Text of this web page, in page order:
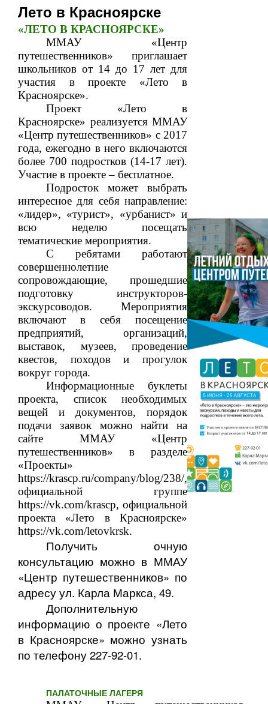
Лето в Красноярске
«ЛЕТО В КРАСНОЯРСКЕ»
ММАУ «Центр
путешественников» приглашает
школьников от 14 до 17 лет для
участия в проекте «Лето в
Красноярске».
Проект «Лето в
Красноярске» реализуется ММАУ
«Центр путешественников» с 2017
года, ежегодно в него включаются
более 700 подростков (14-17 лет).
Участие в проекте – бесплатное.
Подросток может выбрать
интересное для себя направление:
«лидер», «турист», «урбанист» и
всю неделю посещать
тематические мероприятия.
С ребятами работают
совершеннолетние
сопровождающие, прошедшие
подготовку инструкторов-
экскурсоводов. Мероприятия
включают в себя посещение
предприятий, организаций,
выставок, музеев, проведение
квестов, походов и прогулок
вокруг города.
Информационные буклеты
проекта, список необходимых
вещей и документов, порядок
подачи заявок можно найти на
сайте ММАУ «Центр
путешественников» в разделе
«Проекты»
https://krascp.ru/company/blog/238/,
официальной группе
https://vk.com/krascp, официальной
проекта «Лето в Красноярске»
https://vk.com/letovkrsk.
Получить очную
консультацию можно в ММАУ
«Центр путешественников» по
адресу ул. Карла Маркса, 49.
Дополнительную
информацию о проекте «Лето
в Красноярске» можно узнать
по телефону 227-92-01.
ПАЛАТОЧНЫЕ ЛАГЕРЯ